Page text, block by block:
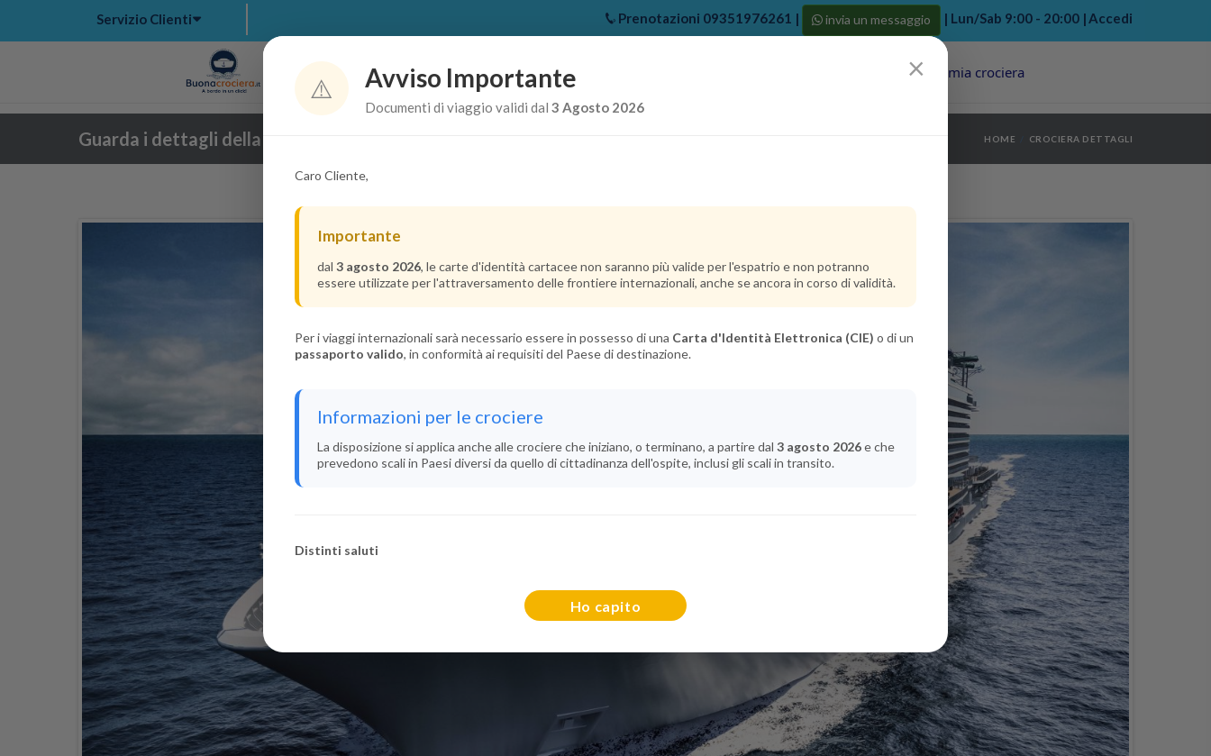
>
>
Servizio Clienti Prenotazioni 09351976261 | invia un messaggio | Lun/Sab 9:00 - 20:00 |Accedi
Home Chi Siamo Offerte Crociere Last Minute La mia crociera
Guarda i dettagli della crociera HOME CROCIERA DETTAGLI
×
⚠️ Avviso Importante
Documenti di viaggio validi dal 3 Agosto 2026
Caro Cliente,
Importante
dal 3 agosto 2026, le carte d'identità cartacee non saranno più valide per l'espatrio e non potranno
essere utilizzate per l'attraversamento delle frontiere internazionali, anche se ancora in corso di validità.
Per i viaggi internazionali sarà necessario essere in possesso di una Carta d'Identità Elettronica (CIE) o di un
passaporto valido, in conformità ai requisiti del Paese di destinazione.
Informazioni per le crociere
La disposizione si applica anche alle crociere che iniziano, o terminano, a partire dal 3 agosto 2026e che
prevedono scali in Paesi diversi da quello di cittadinanza dell'ospite, inclusi gli scali in transito.
Distinti saluti
Ho capito